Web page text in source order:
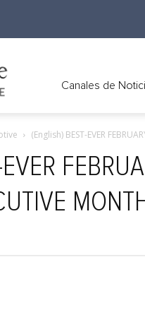
Canales de
(English) BEST-EVER